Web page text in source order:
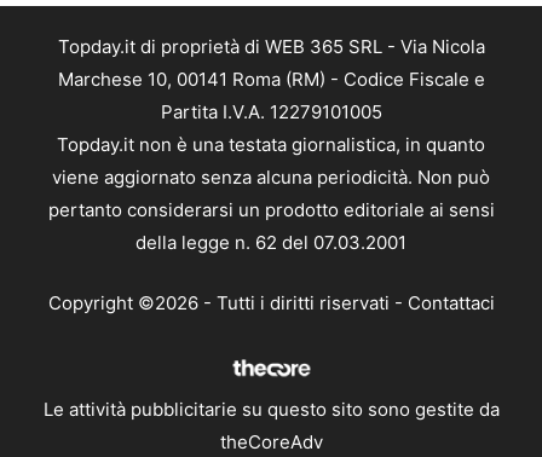
Topday.it di proprietà di WEB 365 SRL - Via Nicola
Marchese 10, 00141 Roma (RM) - Codice Fiscale e
Partita I.V.A. 12279101005
Topday.it non è una testata giornalistica, in quanto
viene aggiornato senza alcuna periodicità. Non può
pertanto considerarsi un prodotto editoriale ai sensi
della legge n. 62 del 07.03.2001
Copyright ©2026 - Tutti i diritti riservati - Contattaci
Le attività pubblicitarie su questo sito sono gestite da
theCoreAdv